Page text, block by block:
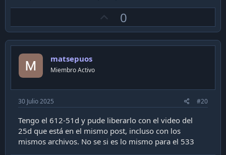
p
v
0
matsepuos
Miembro Activo
30 Julio 2025 #20
Tengo el 612-51d y pude liberarlo con el video del
25d que está en el mismo post, incluso con los
mismos archivos. No se si es lo mismo para el 533